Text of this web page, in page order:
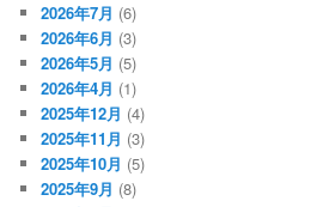
2026年7月 (6)
2026年6月 (3)
2026年5月 (5)
2026年4月 (1)
2025年12月 (4)
2025年11月 (3)
2025年10月 (5)
2025年9月 (8)